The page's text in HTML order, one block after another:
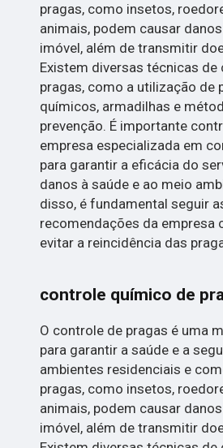
pragas, como insetos,
animais, podem causar
imóvel, além de transmitir
Existem diversas técnicas de
pragas, como a utilização de
químicos, armadilhas e
prevenção. É importante
empresa especializada em
para garantir a eficácia do
danos à saúde e ao meio
disso, é fundamental seguir
recomendações da empresa
evitar a reincidência das
controle químico de
O controle de pragas é uma
para garantir a saúde e a
ambientes residenciais e
pragas, como insetos,
animais, podem causar
imóvel, além de transmitir